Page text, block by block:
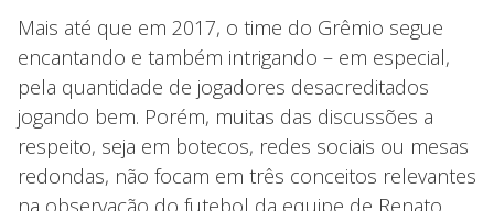
Mais até que em 2017, o time do Grêmio segue
encantando e também intrigando – em especial,
pela quantidade de jogadores desacreditados
jogando bem. Porém, muitas das discussões a
respeito, seja em botecos, redes sociais ou mesas
redondas, não focam em três conceitos relevantes
na observação do futebol da equipe de Renato